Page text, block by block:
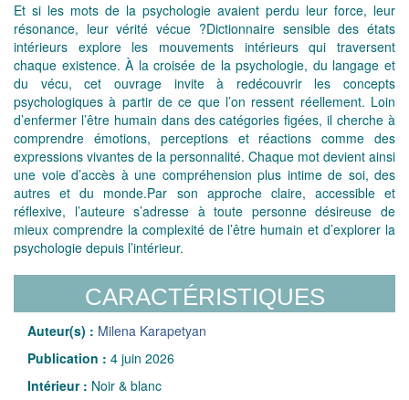
Et si les mots de la psychologie avaient perdu leur force, leur
résonance, leur vérité vécue ?Dictionnaire sensible des états
intérieurs explore les mouvements intérieurs qui traversent
chaque existence. À la croisée de la psychologie, du langage et
du vécu, cet ouvrage invite à redécouvrir les concepts
psychologiques à partir de ce que l’on ressent réellement. Loin
d’enfermer l’être humain dans des catégories figées, il cherche à
comprendre émotions, perceptions et réactions comme des
expressions vivantes de la personnalité. Chaque mot devient ainsi
une voie d’accès à une compréhension plus intime de soi, des
autres et du monde.Par son approche claire, accessible et
réflexive, l’auteure s’adresse à toute personne désireuse de
mieux comprendre la complexité de l’être humain et d’explorer la
psychologie depuis l’intérieur.
CARACTÉRISTIQUES
Auteur(s) : Milena Karapetyan
Publication : 4 juin 2026
Intérieur : Noir & blanc